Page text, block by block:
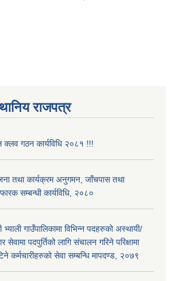
राजपत्र
क्लव गठन कार्यविधि २०८१ !!!
तथा कार्यक्रम अनुगमन, जाँचपास तथा
सम्बन्धी कार्यविधि, २०८०
भ्याली गाउँपालिकामा विभिन्न पदहरुको अस्थायी/
सेवामा पदपुर्तिको लागि संचालन गरिने परिक्षामा
कर्मचारीहरुको सेवा सम्बन्धि मापदण्ड, २०७९